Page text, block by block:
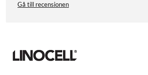
Gå till recensionen